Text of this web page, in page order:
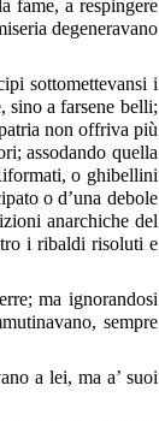
fame, a respingere
degeneravano
sottomettevansi i
sino a farsene belli;
non offriva più
assodando quella
o ghibellini
o d’una debole
anarchiche del
i ribaldi risoluti e
ma ignorandosi
sempre
a lei, ma a’ suoi